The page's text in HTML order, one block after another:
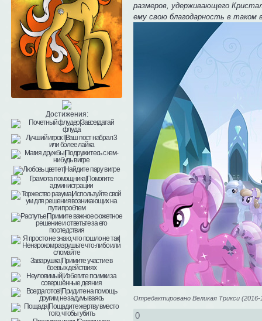
Достижения:
размеров, удерживающего
ему свою благодарность в таком
Отредактировано Великая Трикси (2016-
0